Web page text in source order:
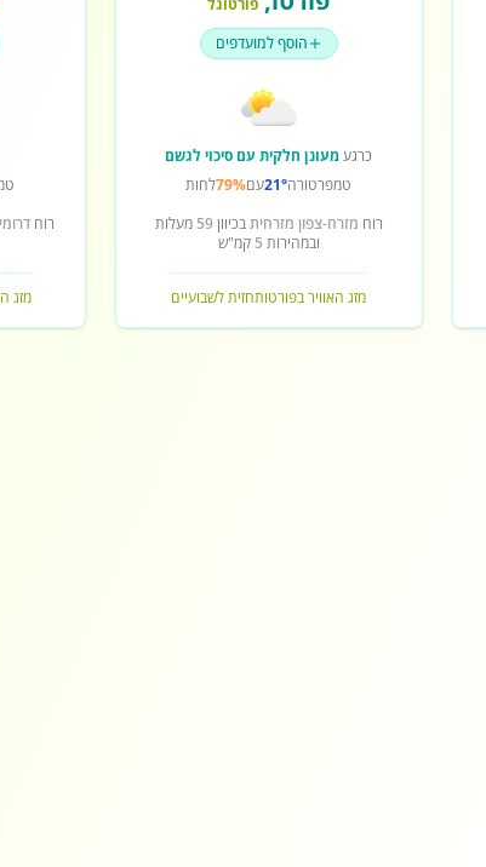
פורטוגל
הוסף למועדפים
כרגעמעונן חלקית עם סיכוי לגשם
טמפרטורה21°עם79%לחות
רוח מזרח-צפון מזרחיתבכיוון59 מעלות
ובמהירות 5 קמ"ש
מזג האוויר בפורטותחזית לשבועיים
רוח
מזג